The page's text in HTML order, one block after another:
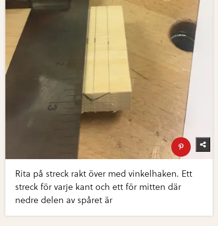
Rita på streck rakt över med vinkelhaken. Ett
streck för varje kant och ett för mitten där
nedre delen av spåret är